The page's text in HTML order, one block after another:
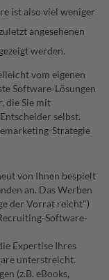
ist also viel weniger
angesehenen
werden.
vom eigenen
Software-Lösungen
die Sie mit
selbst.
Strategie
von Ihnen bespielt
an. Das Werben
der Vorrat reicht")
Software-
Expertise Ihres
unterstreicht.
(z.B. eBooks,